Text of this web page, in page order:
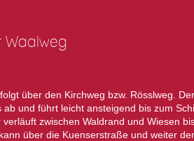
Waalweg
über den Kirchweg bzw. Rösslweg.
und führt leicht ansteigend bis zum
zwischen Waldrand und Wiesen
über die Kuenserstraße und weiter